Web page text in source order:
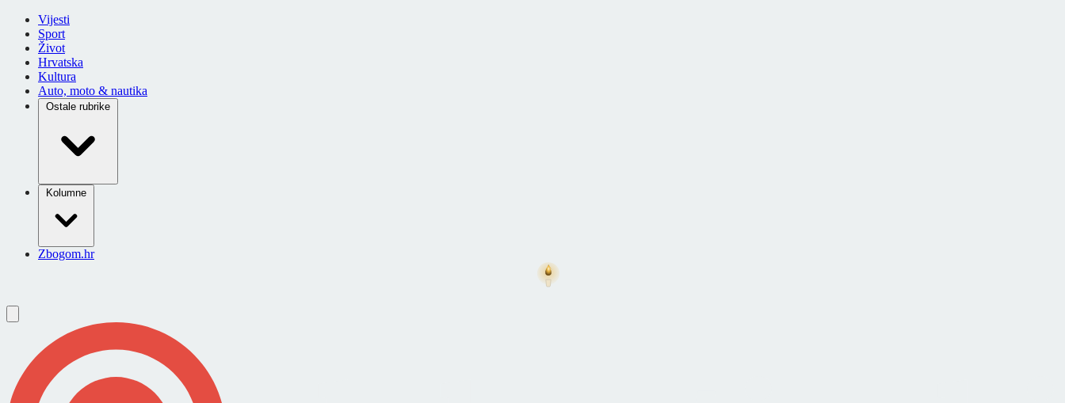
Vijesti
Sport
Život
Hrvatska
Kultura
Auto, moto & nautika
Ostale rubrike
Kolumne
Zbogom.hr